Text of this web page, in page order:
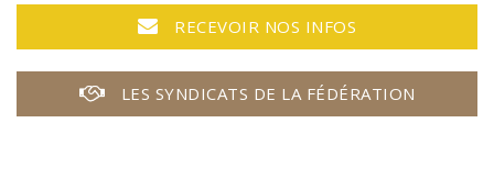
RECEVOIR NOS INFOS
LES SYNDICATS DE LA FÉDÉRATION